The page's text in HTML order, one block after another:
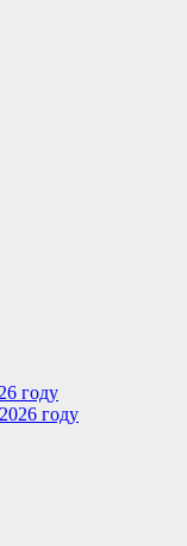
году
году